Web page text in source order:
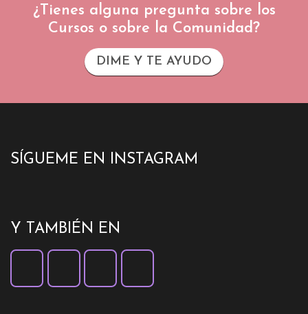
¿Tienes alguna pregunta sobre los
Cursos o sobre la Comunidad?
DIME Y TE AYUDO
SÍGUEME EN INSTAGRAM
Y TAMBIÉN EN